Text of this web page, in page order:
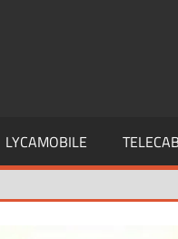
LYCAMOBILE